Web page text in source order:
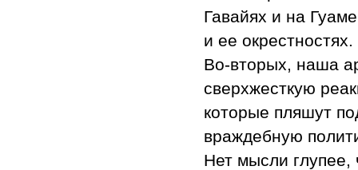
Гавайях и на
и ее окрестностях.
Во-вторых, наша
сверхжесткую
которые пляшут
враждебную
Нет мысли глупее,